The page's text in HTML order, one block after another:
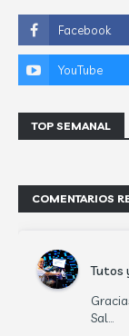
TOP SEMANAL
COMENTARIOS
Tutos
Sal...